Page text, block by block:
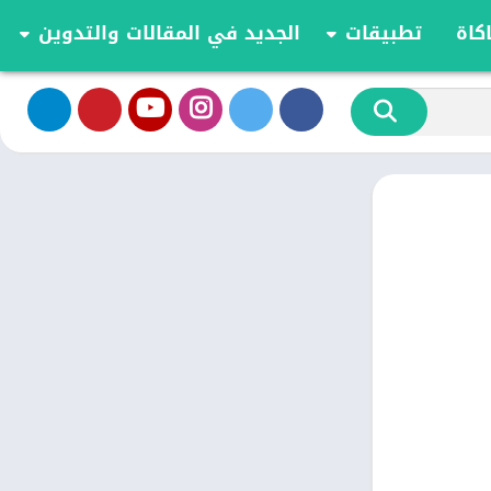
تطبيقات
الموسيقى والصوت
أدوات الفيديو
تخصيص
الكتب والمراجع
الجديد في المقالات والتدوين
تحديثات وأخبار أندرويد
مقارنة وشرح العاب اندرويد
مراجعة ومقارنة تطبيقات أندرويد